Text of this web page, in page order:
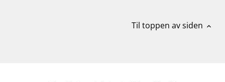
Til toppen av siden expand_less